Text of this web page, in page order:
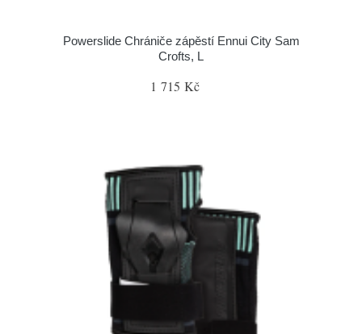
Powerslide Chrániče zápěstí Ennui City Sam
Crofts, L
1 715 Kč